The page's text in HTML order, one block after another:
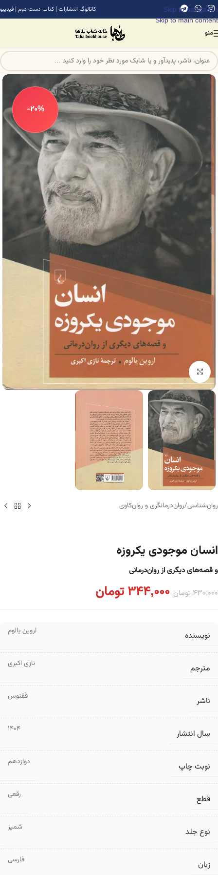
Skip to navigation
Skip to main content
کاتالوگ انتشارات | کتاب دست دوم | فیدیبو
منو
-20%
برای بزرگنمایی کلیک کنید
روان‌شناسی/روان‌درمانگری و روان‌کاوی
انسان موجودی یکروزه
و قصه‌های دیگری از روان‌درمانی
430,000تومان 344,000تومان
نویسنده اروین یالوم
مترجم نازی اکبری
ناشر ققنوس
سال انتشار 1404
نوبت چاپ دوازدهم
قطع رقعی
نوع جلد شمیز
زبان فارسی